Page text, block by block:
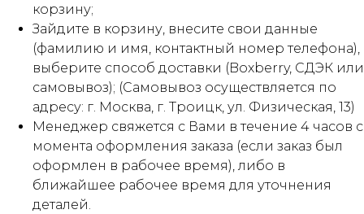
корзину;
Зайдите в корзину, внесите свои данные
(фамилию и имя, контактный номер телефона),
выберите способ доставки (Boxberry, СДЭК или
самовывоз); (Самовывоз осуществляется по
адресу: г. Москва, г. Троицк, ул. Физическая, 13)
Менеджер свяжется с Вами в течение 4 часов с
момента оформления заказа (если заказ был
оформлен в рабочее время), либо в
ближайшее рабочее время для уточнения
деталей.